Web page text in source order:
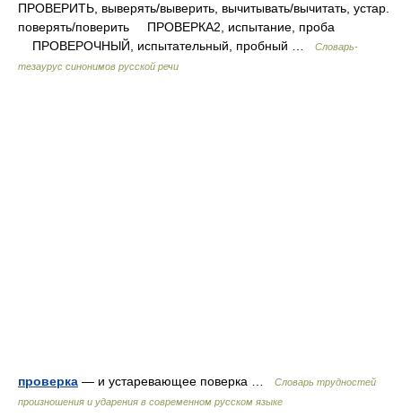
ПРОВЕРИТЬ, выверять/выверить, вычитывать/вычитать, устар.
поверять/поверить ПРОВЕРКА2, испытание, проба
ПРОВЕРОЧНЫЙ, испытательный, пробный …
Словарь-
тезаурус синонимов русской речи
проверка — и устаревающее поверка …
Словарь трудностей
произношения и ударения в современном русском языке